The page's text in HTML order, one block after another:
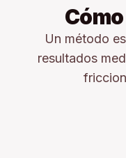
Un método
resultados